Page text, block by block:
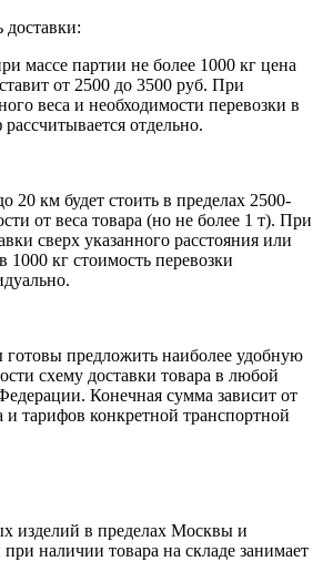
доставки:
массе партии не более 1000 кг цена
от 2500 до 3500 руб. При
веса и необходимости перевозки в
отдельно.
20 км будет стоить в пределах 2500-
от веса товара (но не более 1 т). При
сверх указанного расстояния или
кг стоимость перевозки
предложить наиболее удобную
схему доставки товара в любой
Конечная сумма зависит от
и тарифов конкретной транспортной
изделий в пределах Москвы и
наличии товара на складе занимает